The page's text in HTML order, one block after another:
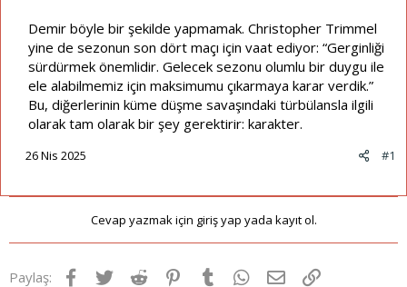
Demir böyle bir şekilde yapmamak. Christopher Trimmel
yine de sezonun son dört maçı için vaat ediyor: “Gerginliği
sürdürmek önemlidir. Gelecek sezonu olumlu bir duygu ile
ele alabilmemiz için maksimumu çıkarmaya karar verdik.”
Bu, diğerlerinin küme düşme savaşındaki türbülansla ilgili
olarak tam olarak bir şey gerektirir: karakter.
#1
26 Nis 2025
Cevap yazmak için giriş yap yada kayıt ol.
Paylaş: Facebook
TwitterReddit Pinterest
Tumblr WhatsApp
E-postaLink